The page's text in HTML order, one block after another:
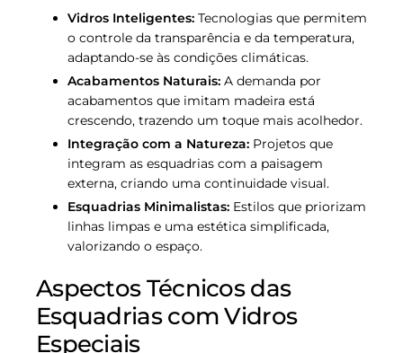
Vidros Inteligentes: Tecnologias que permitem
o controle da transparência e da temperatura,
adaptando-se às condições climáticas.
Acabamentos Naturais: A demanda por
acabamentos que imitam madeira está
crescendo, trazendo um toque mais acolhedor.
Integração com a Natureza: Projetos que
integram as esquadrias com a paisagem
externa, criando uma continuidade visual.
Esquadrias Minimalistas: Estilos que priorizam
linhas limpas e uma estética simplificada,
valorizando o espaço.
Aspectos Técnicos das
Esquadrias com Vidros
Especiais